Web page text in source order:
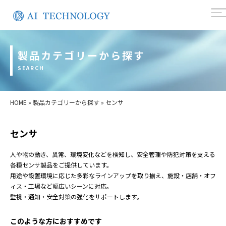
製品カテゴリーから探す
SEARCH
HOME » 製品カテゴリーから探す » センサ
センサ
人や物の動き、異常、環境変化などを検知し、安全管理や防犯対策を支える
各種センサ製品をご提供しています。
用途や設置環境に応じた多彩なラインアップを取り揃え、施設・店舗・オフ
ィス・工場など幅広いシーンに対応。
監視・通知・安全対策の強化をサポートします。
このような方におすすめです